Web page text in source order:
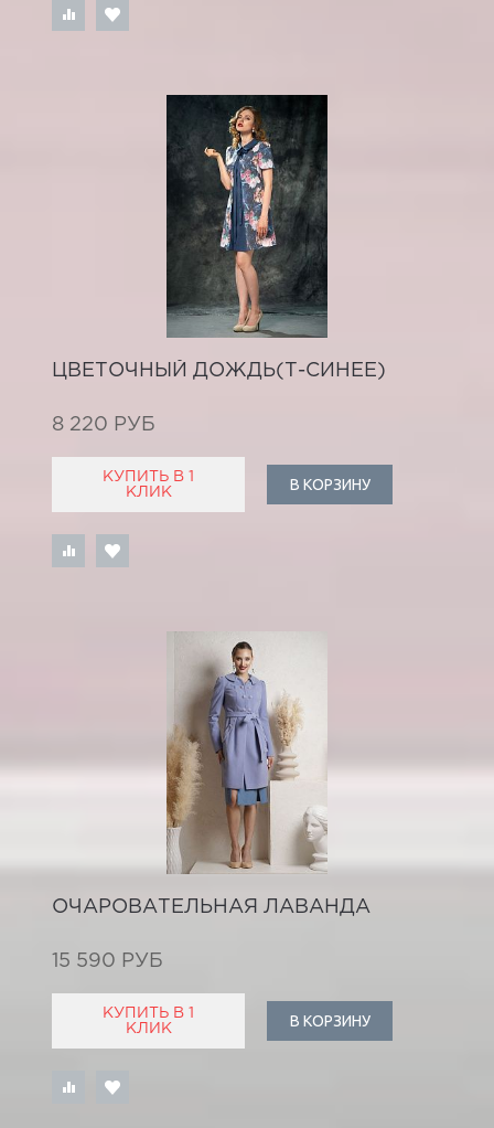
ЦВЕТОЧНЫЙ ДОЖДЬ(Т-СИНЕЕ)
8 220 РУБ
КУПИТЬ В 1
КЛИК
В КОРЗИНУ
ОЧАРОВАТЕЛЬНАЯ ЛАВАНДА
15 590 РУБ
КУПИТЬ В 1
КЛИК
В КОРЗИНУ